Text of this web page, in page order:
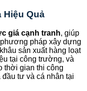
Hiệu Quả
giá cạnh tranh, giúp
pháp xây dựng
sản xuất hàng loạt
tại công trường, và
thời gian thi công
tư và cá nhân tại